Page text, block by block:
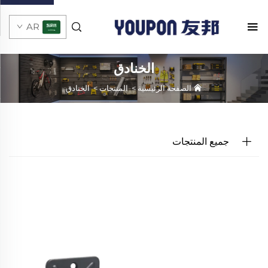
AR
الخنادق
الصفحة الرئيسية>المنتجات>الخنادق
جميع المنتجات